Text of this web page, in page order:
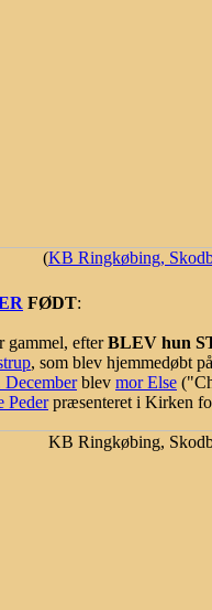
(KB Ringkøbing,
FØDT:
gammel, efterBLEV hun
, som blev hjemmedøbt
Decemberblev mor Else
Pederpræsenteret i Kirken